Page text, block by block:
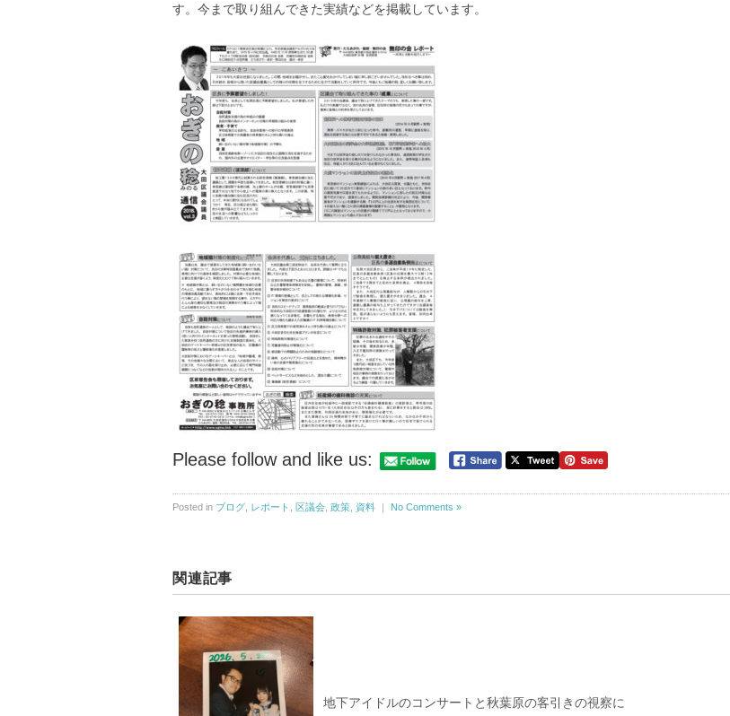
す。今まで取り組んできた実績などを掲載しています。
Please follow and like us:
Posted in ブログ レポート 区議会 政策 資料 ｜ No Comments »
関連記事
地下アイドルのコンサートと秋葉原の客引きの視察に